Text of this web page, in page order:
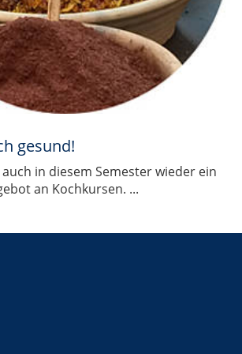
gesund!
in diesem Semester wieder ein
an Kochkursen. ...